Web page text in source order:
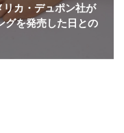
カ・デュポン社が
グを発売した日との